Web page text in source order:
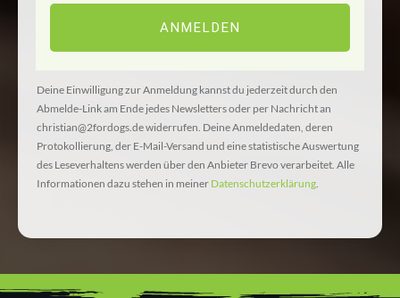
ANMELDEN
Deine Einwilligung zur Anmeldung kannst du jederzeit durch den
Abmelde-Link am Ende jedes Newsletters oder per Nachricht an
christian@2fordogs.de widerrufen. Deine Anmeldedaten, deren
Protokollierung, der E-Mail-Versand und eine statistische Auswertung
des Leseverhaltens werden über den Anbieter Brevo verarbeitet. Alle
Informationen dazu stehen in meiner Datenschutzerklärung.